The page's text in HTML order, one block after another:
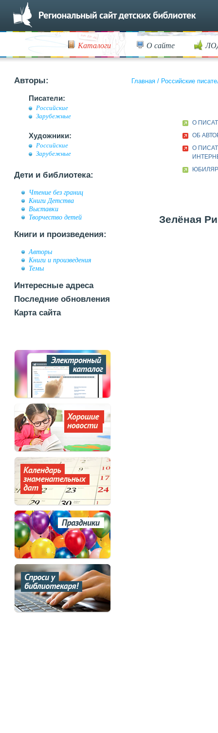
Каталоги О сайте
Авторы:
Писатели:
Российские
Зарубежные
Художники:
Российские
Зарубежные
Дети и библиотека:
Чтение без границ
Книги Детства
Выставки
Творчество детей
Книги и произведения:
Авторы
Книги и произведения
Темы
Интересные адреса
Последние обновления
Карта сайта
Главная / Российские
О
ОБ
О
ЮБИЛЯР
Зелёная